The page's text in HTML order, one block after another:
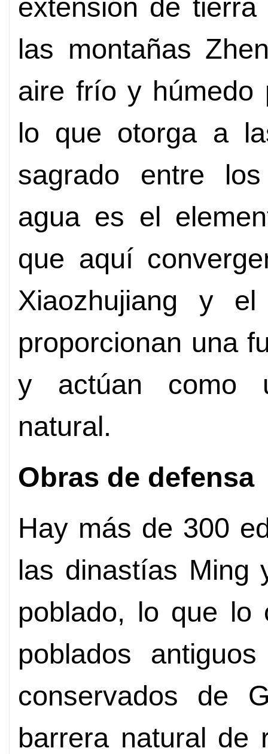
extensión de
las montañas
aire frío y húmedo
lo que otorga a
sagrado entre
agua es el
que aquí
Xiaozhujiang y
proporcionan una
y actúan como
natural.
Obras de defensa
Hay más de 300
las dinastías Ming
poblado, lo que lo
poblados
conservados de
barrera natural de